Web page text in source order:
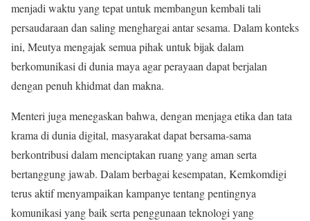
menjadi waktu yang tepat untuk membangun kembali tali
persaudaraan dan saling menghargai antar sesama. Dalam konteks
ini, Meutya mengajak semua pihak untuk bijak dalam
berkomunikasi di dunia maya agar perayaan dapat berjalan
dengan penuh khidmat dan makna.
Menteri juga menegaskan bahwa, dengan menjaga etika dan tata
krama di dunia digital, masyarakat dapat bersama-sama
berkontribusi dalam menciptakan ruang yang aman serta
bertanggung jawab. Dalam berbagai kesempatan, Kemkomdigi
terus aktif menyampaikan kampanye tentang pentingnya
komunikasi yang baik serta penggunaan teknologi yang